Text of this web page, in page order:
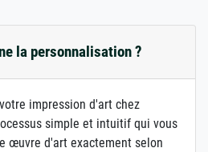
la personnalisation ?
impression d'art chez
simple et intuitif qui vous
œuvre d'art exactement selon